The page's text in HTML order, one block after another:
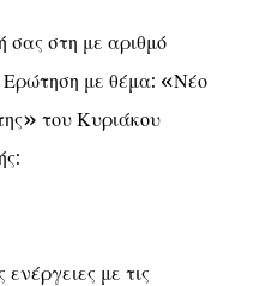
στη με αριθμό
με θέμα: «Νέο
του Κυριάκου
με τις